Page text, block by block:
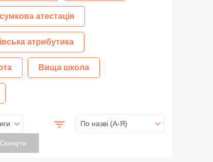
атестація
атрибутика
Вища школа
По назві (A-Я)